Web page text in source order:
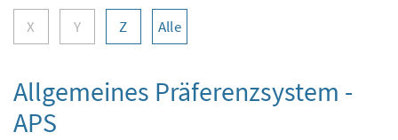
X Y Z Alle
Allgemeines Präferenzsystem -
APS